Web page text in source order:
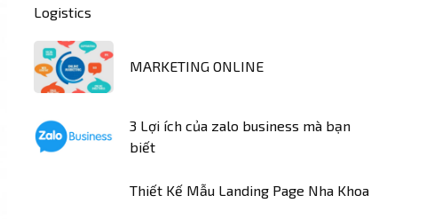
MARKETING ONLINE
3 Lợi ích của zalo business mà bạn
biết
Thiết Kế Mẫu Landing Page Nha Khoa